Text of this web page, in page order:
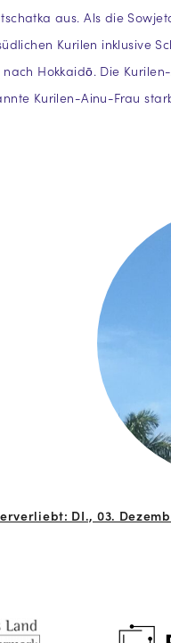
aus. Als die
Kurilen inklusive
nach Hokkaidō. Die
Kurilen-Ainu-Frau
DI., 03.